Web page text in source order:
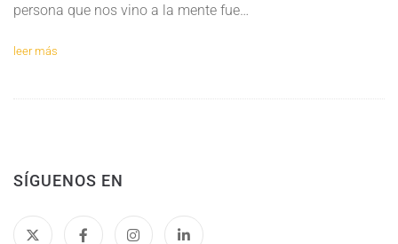
persona que nos vino a la mente fue…
leer más
SÍGUENOS EN